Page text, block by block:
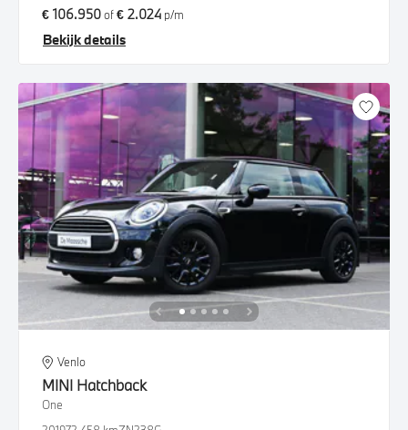
€ 106.950of€ 2.024 p/m
Bekijk details
Venlo
MINI Hatchback
One